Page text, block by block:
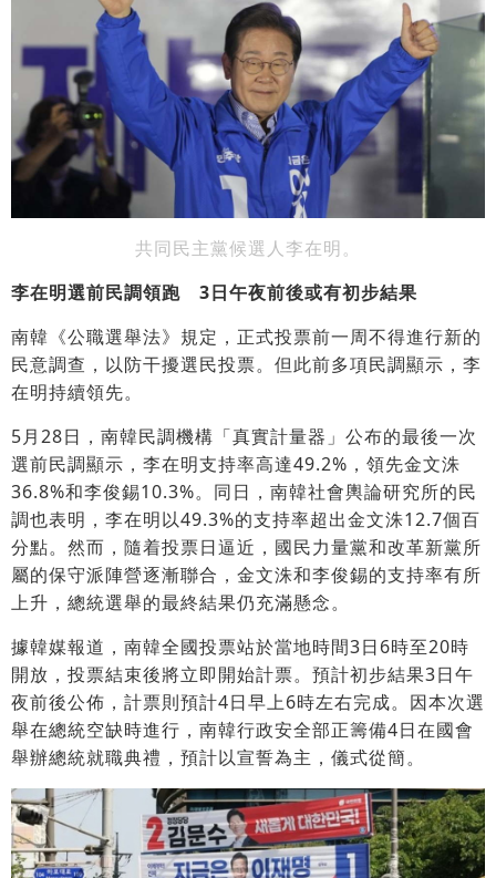
共同民主黨候選人李在明。
李在明選前民調領跑 3日午夜前後或有初步結果
南韓《公職選舉法》規定，正式投票前一周不得進行新的
民意調查，以防干擾選民投票。但此前多項民調顯示，李
在明持續領先。
5月28日，南韓民調機構「真實計量器」公布的最後一次
選前民調顯示，李在明支持率高達49.2%，領先金文洙
36.8%和李俊錫10.3%。同日，南韓社會輿論研究所的民
調也表明，李在明以49.3%的支持率超出金文洙12.7個百
分點。然而，隨着投票日逼近，國民力量黨和改革新黨所
屬的保守派陣營逐漸聯合，金文洙和李俊錫的支持率有所
上升，總統選舉的最終結果仍充滿懸念。
據韓媒報道，南韓全國投票站於當地時間3日6時至20時
開放，投票結束後將立即開始計票。預計初步結果3日午
夜前後公佈，計票則預計4日早上6時左右完成。因本次選
舉在總統空缺時進行，南韓行政安全部正籌備4日在國會
舉辦總統就職典禮，預計以宣誓為主，儀式從簡。